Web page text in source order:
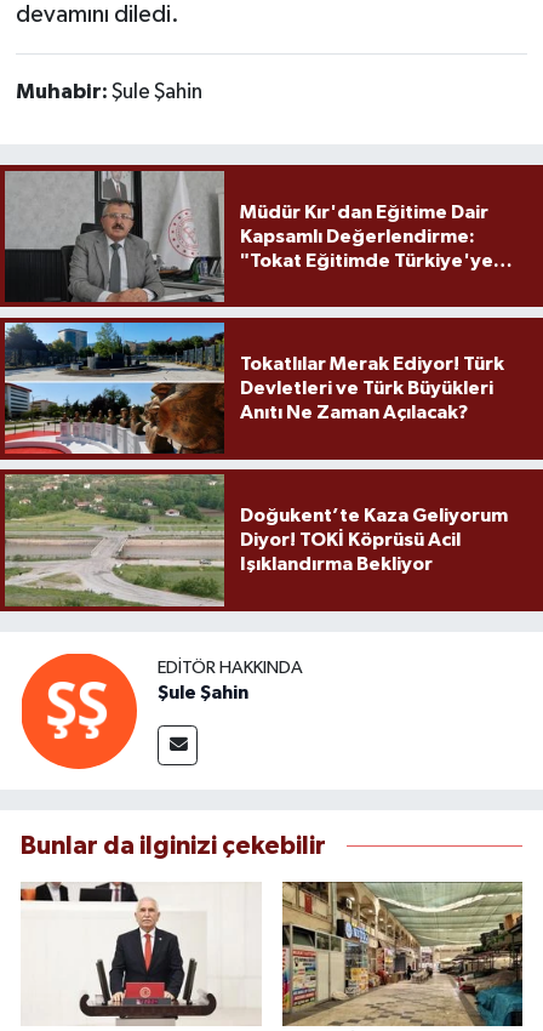
devamını diledi.
Muhabir: Şule Şahin
Müdür Kır'dan Eğitime Dair
Kapsamlı Değerlendirme:
"Tokat Eğitimde Türkiye'ye
Tokatlılar Merak Ediyor! Türk
Devletleri ve Türk Büyükleri
Anıtı Ne Zaman Açılacak?
Doğukent’te Kaza Geliyorum
Diyor! TOKİ Köprüsü Acil
Işıklandırma Bekliyor
EDITÖR HAKKINDA
Şule Şahin
Bunlar da ilginizi çekebilir